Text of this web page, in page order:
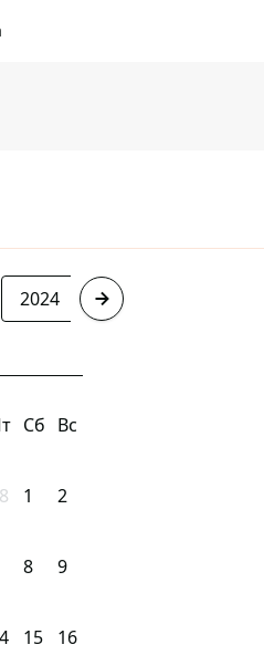
2024 2025
Сб Вс
1 2
8 9
15 16